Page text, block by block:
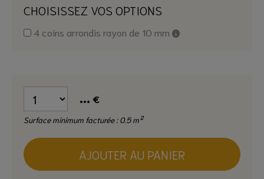
CHOISISSEZ VOS OPTIONS
4 coins arrondis rayon de 10 mm
... €
Surface minimum facturée : 0.5 m²
AJOUTER AU PANIER